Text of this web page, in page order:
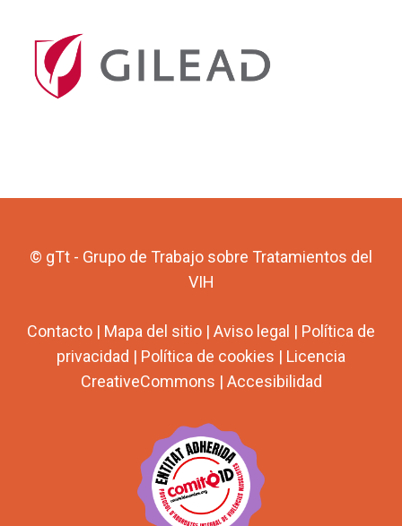
© gTt - Grupo de Trabajo sobre Tratamientos del
VIH
Contacto | Mapa del sitio | Aviso legal | Política de
privacidad | Política de cookies | Licencia
CreativeCommons | Accesibilidad